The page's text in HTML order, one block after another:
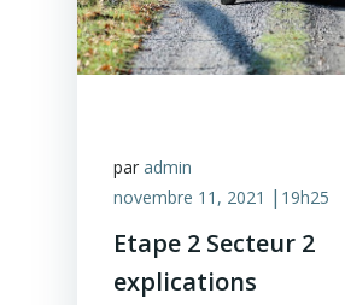
par admin
novembre 11, 2021 | 19h25
Etape 2 Secteur 2
explications